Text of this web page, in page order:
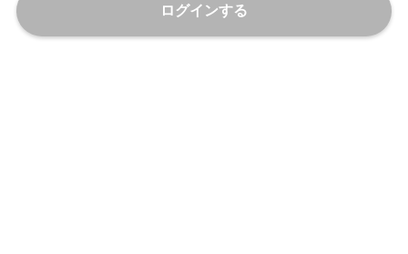
ログインする